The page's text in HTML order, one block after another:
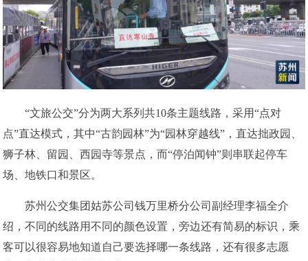
“文旅公交”分为两大系列共10条主题线路，采用“点对
点”直达模式，其中“古韵园林”为“园林穿越线”，直达拙政园、
狮子林、留园、西园寺等景点，而“停泊闻钟”则串联起停车
场、地铁口和景区。
苏州公交集团姑苏公司钱万里桥分公司副经理李福全介
绍，不同的线路用不同的颜色设置，旁边还有简易的标识，乘
客可以很容易地知道自己要选择哪一条线路，还有很多志愿